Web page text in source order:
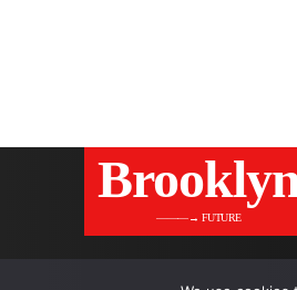
———→ FUTURE